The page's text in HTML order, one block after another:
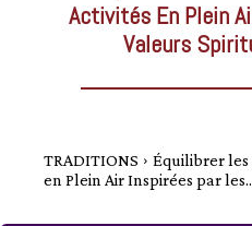
Activités En Plein
Valeurs
TRADITIONS
Équilibrer les
en Plein Air Inspirées par